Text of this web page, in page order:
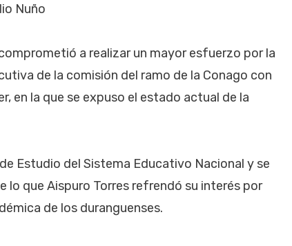
Nuño
a realizar un mayor esfuerzo por la
de la comisión del ramo de la Conago con
en la que se expuso el estado actual de la
Estudio del Sistema Educativo Nacional y se
lo que Aispuro Torres refrendó su interés por
de los duranguenses.